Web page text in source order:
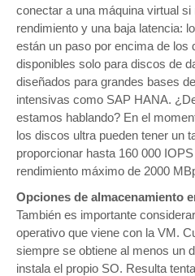
conectar a una máquina virtual
rendimiento y una baja latencia:
están un paso por encima de
disponibles solo para discos de
diseñados para grandes bases
intensivas como SAP HANA.
estamos hablando? En el
los discos ultra pueden tener un
proporcionar hasta 160 000
rendimiento máximo de 2000
Opciones de almacenamiento
También es importante
operativo que viene con la VM.
siempre se obtiene al menos un
instala el propio SO. Resulta